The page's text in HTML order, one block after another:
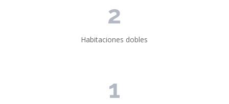
2
Habitaciones dobles
1